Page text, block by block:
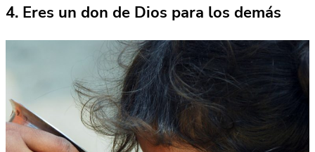
4. Eres un don de Dios para los demás